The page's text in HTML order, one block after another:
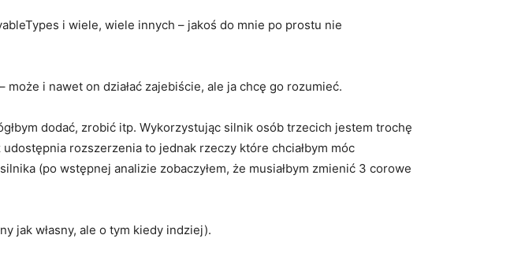
i wiele, wiele innych – jakoś do mnie po prostu nie
i nawet on działać zajebiście, ale ja chcę go rozumieć.
dodać, zrobić itp. Wykorzystując silnik osób trzecich jestem trochę
rozszerzenia to jednak rzeczy które chciałbym móc
(po wstępnej analizie zobaczyłem, że musiałbym zmienić 3 corowe
jak własny, ale o tym kiedy indziej).